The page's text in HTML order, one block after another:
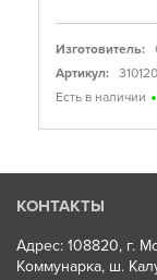
Изготовитель:
Артикул:
310120
Есть в наличии
КОНТАКТЫ
Адрес: 108820, г.
Коммунарка, ш.